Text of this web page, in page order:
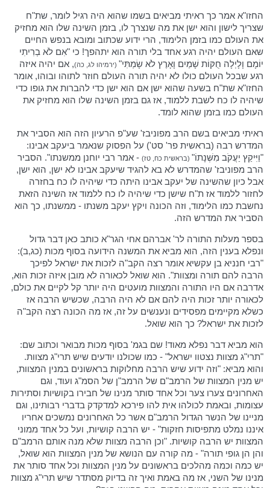
החזו"א אמר כך ראיתי מביאים בשמו שהוא היה רגיל לומר, שת"ח
שצריך לישון והוא ישן את מה שנצרך לו, בזמן השינה שלו הוא מחזיק
את העולם כמו בזמן הלימוד, הרי ידוע שכתוב ומובא בנפש החיים
שאם העולם יהיה רגע אחד בלי תורה הוא יתהפך! כי "אִם לֹא בְרִיתִי
יוֹמָם וָלָיְלָה חֻקּוֹת שָׁמַיִם וָאָרֶץ לֹא שָׂמְתִּי" (ירמיהו לג, כה), אם יהיה איזה
רגע שבכל העולם כולו לא יהיה תורה העולם חוזר לתוהו ובוהו, אומר
החזו"א שת"ח בשעה שהוא ישן אם הוא ישן כדי להברות את גופו כדי
שיהיה לו כח לשבת ללמוד, אז גם בזמן השינה שלו הוא מחזיק את
העולם כמו בזמן שהוא לומד.
ראיתי מביאים בשם הרב מפוניבז' שע"פ הרעיון הזה הוא הסביר את
המדרש רבה (בראשית פר' סט') על הפסוק שנאמר ביעקב אבינו:
"וַיִּיקַץ יַעֲקֹב מִשְּׁנָתוֹ" (בראשית כח, טז) - אמר רבי יוחנן ממשנתו". הסביר
הרב מפוניבז' שהמדרש לא בא להגיד שיעקב אבינו לא ישן, הוא ישן,
אבל כיון שהשינה של יעקב אבינו היתה כדי שיהיה לו כח בחזרה
לחזור ללמוד אז ת"ח שישן כדי שיהיה לו כח ללמוד אז השינה הזאת
נחשבת כמו הלימוד, וזה הכונה ויקץ יעקב משנתו - ממשנתו, כך הוא
הסביר את המדרש הזה.
בספר מעלות התורה לר' אברהם אחי הגר"א כותב כאן דבר גדול
ונפלא בענין הזה, הוא מביא את המשנה הידועה בסוף מכות (כג,ב):
"רבי חנניא בן עקשיא אומר רצה הקב"ה לזכות את ישראל לפיכך
הרבה להם תורה ומצוות". הוא שואל לכאורה לא מובן איזה זכות הוא,
אדרבה אם היו התורה והמצוות מועטים היה יותר קל לקיים את כולם,
לכאורה יותר זכות היה להם אם לא היה הרבה, שכשיש הרבה אז
כשלא מקיימים מפסידים ונענשים על זה, אז מה הכונה רצה הקב"ה
לזכות את ישראל? כך הוא שואל.
הוא מביא דבר נפלא מאוד! שם בגמ' בסוף מכות מבואר וכתוב שם:
"תרי"ג מצוות נצטוו ישראל" - כמו שכולנו יודעים שיש תרי"ג מצוות.
והוא מביא: "וזה ידוע שיש הרבה מחלוקות בראשונים במנין המצוות,
יש מנין המצוות של הרמב"ם של הרמב"ן של הסמ"ג ועוד, וגם
האחרונים צערו צער וכל אחד סותר מנינו של חבירו בקושיות וסתירות
עצומות, ובאמת לכולהו אית להו פירכא למדקדק בדברי רבותינו, וגם
מניינו של הנשר הגדול הרמב"ם אשר כל האחרונים נמשכים אחריו
איננו נמלט מתפיסות חזקות" - יש הרבה קושיות, ועל כל אחד ממוני
המצוות יש הרבה קושיות. "וכן הרבה מצוות שלא מנה אותם הרמב"ם
והן הן גופי תורה" - מה קורה עם הנושא של מנין המצוות הוא שואל,
יש כמה וכמה מהלכים בראשונים על מנין המצוות וכל אחד סותר את
מנינו של השני, אז מה באמת ואיך זה בדיוק מסתדר שיש תרי"ג מצוות